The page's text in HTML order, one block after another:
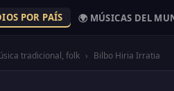
POR PAÍS 🌍 MÚSICAS DEL
tradicional, folk › Bilbo Hiria Irratia